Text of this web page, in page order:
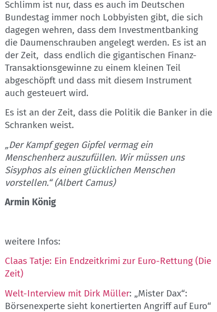
Schlimm ist nur, dass es auch im Deutschen
Bundestag immer noch Lobbyisten gibt, die sich
dagegen wehren, dass dem Investmentbanking
die Daumenschrauben angelegt werden. Es ist an
der Zeit, dass endlich die gigantischen Finanz-
Transaktionsgewinne zu einem kleinen Teil
abgeschöpft und dass mit diesem Instrument
auch gesteuert wird.
Es ist an der Zeit, dass die Politik die Banker in die
Schranken weist.
„Der Kampf gegen Gipfel vermag ein
Menschenherz auszufüllen. Wir müssen uns
Sisyphos als einen glücklichen Menschen
vorstellen.“ (Albert Camus)
Armin König
weitere Infos:
Claas Tatje: Ein Endzeitkrimi zur Euro-Rettung (Die
Zeit)
Welt-Interview mit Dirk Müller: „Mister Dax“:
Börsenexperte sieht konertierten Angriff auf Euro“